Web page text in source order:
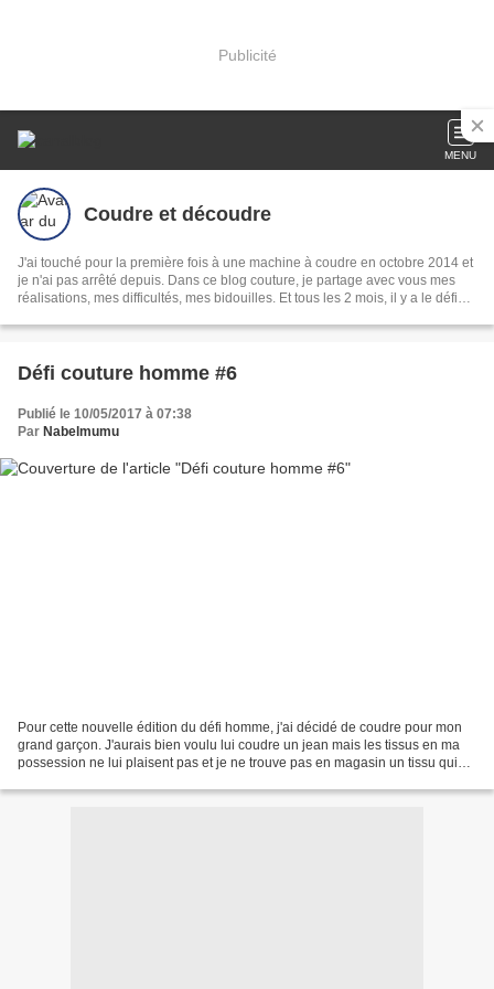
Publicité
MENU
Coudre et découdre
J'ai touché pour la première fois à une machine à coudre en octobre 2014 et
je n'ai pas arrêté depuis. Dans ce blog couture, je partage avec vous mes
réalisations, mes difficultés, mes bidouilles. Et tous les 2 mois, il y a le défi
Défi couture homme #6
Publié le 10/05/2017 à 07:38
Par Nabelmumu
Pour cette nouvelle édition du défi homme, j'ai décidé de coudre pour mon
grand garçon. J'aurais bien voulu lui coudre un jean mais les tissus en ma
possession ne lui plaisent pas et je ne trouve pas en magasin un tissu qui